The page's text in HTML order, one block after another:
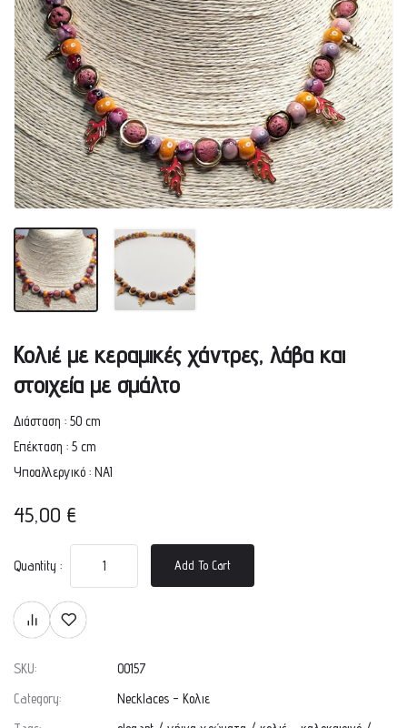
Κολιέ με κεραμικές χάντρες, λάβα και
στοιχεία με σμάλτο
Διάσταση : 50 cm
Επέκταση : 5 cm
Υποαλλεργικό : ΝΑΙ
45,00 €
Quantity : Add To Cart
SKU:
00157
Category:
Necklaces - Κολιε